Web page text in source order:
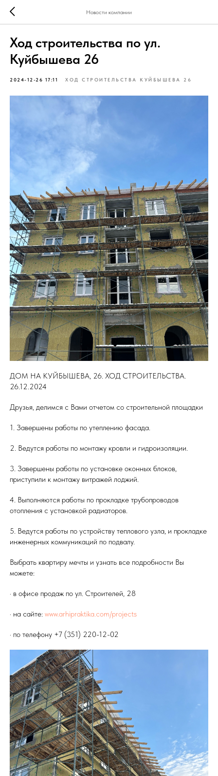
Новости компании
Ход строительства по ул.
Куйбышева 26
2024-12-26 17:11 ХОД СТРОИТЕЛЬСТВА КУЙБЫШЕВА 26
ДОМ НА КУЙБЫШЕВА, 26. ХОД СТРОИТЕЛЬСТВА.
26.12.2024
Друзья, делимся с Вами отчетом со строительной площадки
1. Завершены работы по утеплению фасада.
2. Ведутся работы по монтажу кровли и гидроизоляции.
3. Завершены работы по установке оконных блоков,
приступили к монтажу витражей лоджий.
4. Выполняются работы по прокладке трубопроводов
отопления с установкой радиаторов.
5. Ведутся работы по устройству теплового узла, и прокладке
инженерных коммуникаций по подвалу.
Выбрать квартиру мечты и узнать все подробности Вы
можете:
· в офисе продаж по ул. Строителей, 28
· на сайте: www.arhipraktika.com/projects
· по телефону +7 (351) 220-12-02